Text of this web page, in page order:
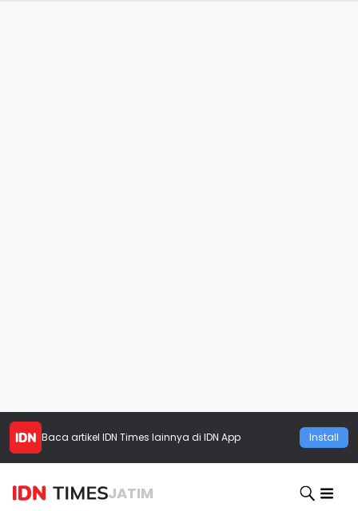
Baca artikel IDN Times lainnya di IDN App Install
JATIM